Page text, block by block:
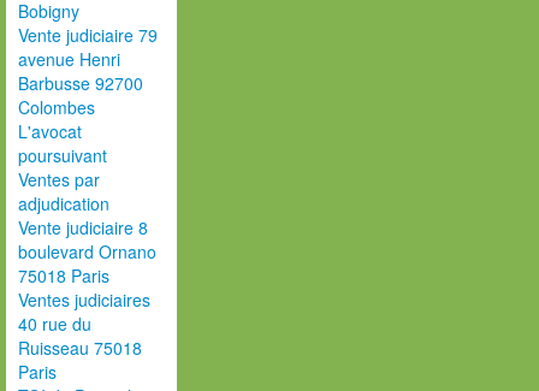
Bobigny
Vente judiciaire 79
avenue Henri
Barbusse 92700
Colombes
L'avocat
poursuivant
Ventes par
adjudication
Vente judiciaire 8
boulevard Ornano
75018 Paris
Ventes judiciaires
40 rue du
Ruisseau 75018
Paris